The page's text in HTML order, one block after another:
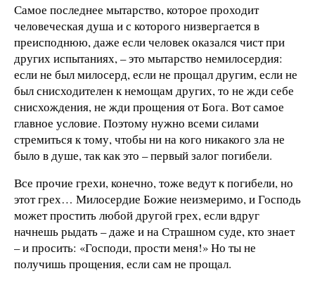
Самое последнее мытарство, которое проходит
человеческая душа и с которого низвергается в
преисподнюю, даже если человек оказался чист при
других испытаниях, – это мытарство немилосердия:
если не был милосерд, если не прощал другим, если не
был снисходителен к немощам других, то не жди себе
снисхождения, не жди прощения от Бога. Вот самое
главное условие. Поэтому нужно всеми силами
стремиться к тому, чтобы ни на кого никакого зла не
было в душе, так как это – первый залог погибели.
Все прочие грехи, конечно, тоже ведут к погибели, но
этот грех… Милосердие Божие неизмеримо, и Господь
может простить любой другой грех, если вдруг
начнешь рыдать – даже и на Страшном суде, кто знает
– и просить: «Господи, прости меня!» Но ты не
получишь прощения, если сам не прощал.